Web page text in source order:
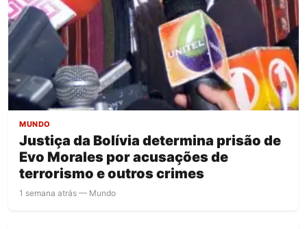
MUNDO
Justiça da Bolívia determina prisão de
Evo Morales por acusações de
terrorismo e outros crimes
1 semana atrás — Mundo